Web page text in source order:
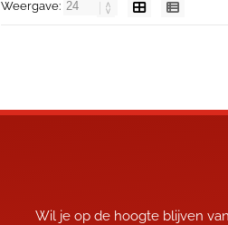
Weergave:
Wil je op de hoogte blijven